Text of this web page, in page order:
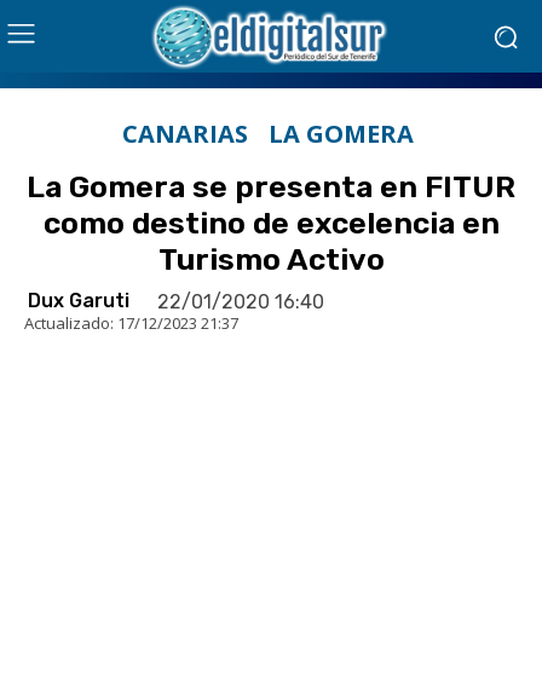
CANARIAS LA GOMERA
La Gomera se presenta en FITUR
como destino de excelencia en
Turismo Activo
Dux Garuti 22/01/2020 16:40
Actualizado: 17/12/2023 21:37